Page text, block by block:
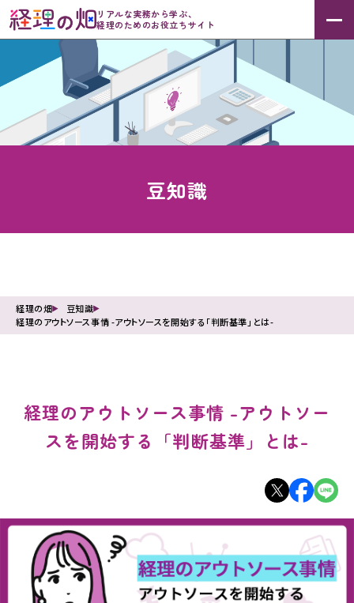
リアルな実務から学ぶ、
経理のためのお役立ちサイト
豆知識
経理の畑
豆知識
経理のアウトソース事情 -アウトソースを開始する「判断基準」とは-
経理のアウトソース事情 -アウトソー
スを開始する「判断基準」とは-